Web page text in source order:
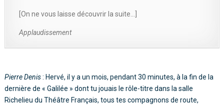
[On ne vous laisse découvrir la suite…]
Applaudissement
Pierre Denis: Hervé, il y a un mois, pendant 30 minutes, à la fin de la
dernière de « Galilée » dont tu jouais le rôle-titre dans la salle
Richelieu du Théâtre Français, tous tes compagnons de route,